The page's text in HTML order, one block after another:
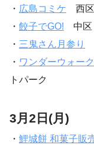
・ 広島コミケ 西
・ 餃子でGO! 中区
・ 三鬼さん月参り
・ ワンダーウォー
トパーク
3月2日(月)
・ 鯉城餅 和菓子販